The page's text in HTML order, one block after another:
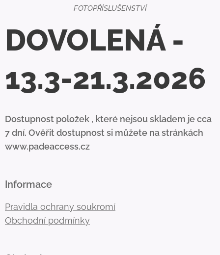
FOTOPŘÍSLUŠENSTVÍ
DOVOLENÁ -
13.3-21.3.2026
Dostupnost položek , které nejsou skladem je cca
7 dní. Ověřit dostupnost si můžete na stránkách
www.padeaccess.cz
Informace
Pravidla ochrany soukromí
Obchodní podmínky